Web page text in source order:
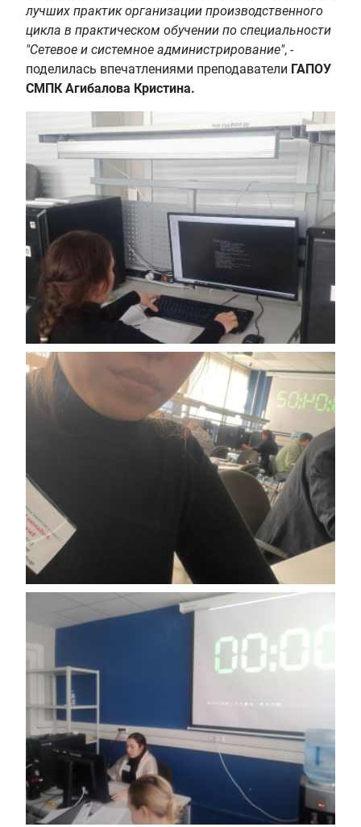
лучших практик организации производственного
цикла в практическом обучении по специальности
"Сетевое и системное администрирование", -
поделилась впечатлениями преподаватели ГАПОУ
СМПК Агибалова Кристина.